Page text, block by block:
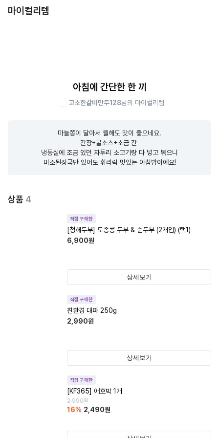
마이컬리템
아침에 간단한 한 끼
고소한갈비만두128님의 마이컬리템
마늘쫑이 달아서 뭘해도 맛이 좋으네요.
간장+굴소스+소금 간
냉동실에 조금 있던 자투리 소고기랑 다 넣고 볶으니
미소된장국만 있어도 휘리릭 맛있는 아침밥이에요!
상품 4
직접 구매한
[청해두부] 토종콩 두부 & 순두부 (2개입) (택1)
6,900원
상세보기
직접 구매한
친환경 대파 250g
2,990원
상세보기
직접 구매한
[KF365] 애호박 1개
2,990원
16% 2,490원